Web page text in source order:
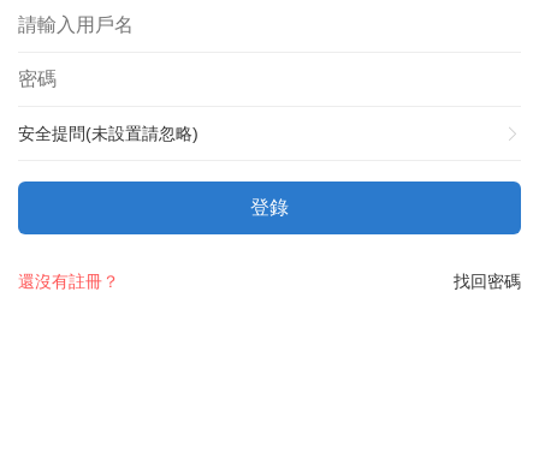
安全提問(未設置請忽略)
登錄
找回密碼
還沒有註冊？